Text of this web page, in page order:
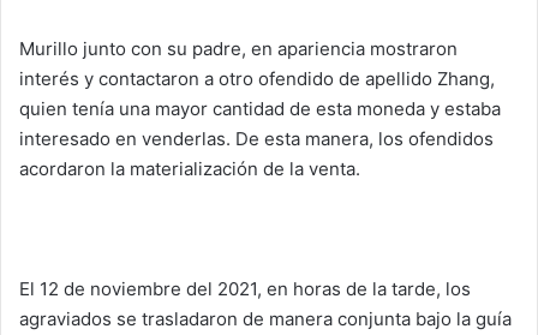
Murillo junto con su padre, en apariencia mostraron
interés y contactaron a otro ofendido de apellido Zhang,
quien tenía una mayor cantidad de esta moneda y estaba
interesado en venderlas. De esta manera, los ofendidos
acordaron la materialización de la venta.
El 12 de noviembre del 2021, en horas de la tarde, los
agraviados se trasladaron de manera conjunta bajo la guía